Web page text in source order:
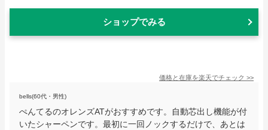
ショップでみる
価格と在庫を楽天でチェック >>
bells(60代・男性)
ぺんてるのオレンズATがおすすめです。自動芯出し機能が付
いたシャーペンです。最初に一回ノックするだけで、あとは